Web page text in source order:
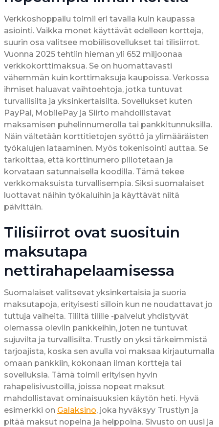
Verkkoshoppailu toimii eri tavalla kuin kaupassa
asiointi. Vaikka monet käyttävät edelleen kortteja,
suurin osa valitsee mobiilisovellukset tai tilisiirrot.
Vuonna 2025 tehtiin hieman yli 652 miljoonaa
verkkokorttimaksua. Se on huomattavasti
vähemmän kuin korttimaksuja kaupoissa. Verkossa
ihmiset haluavat vaihtoehtoja, jotka tuntuvat
turvallisilta ja yksinkertaisilta. Sovellukset kuten
PayPal, MobilePay ja Siirto mahdollistavat
maksamisen puhelinnumerolla tai pankkitunnuksilla.
Näin vältetään korttitietojen syöttö ja ylimääräisten
työkalujen lataaminen. Myös tokenisointi auttaa. Se
tarkoittaa, että korttinumero piilotetaan ja
korvataan satunnaisella koodilla. Tämä tekee
verkkomaksuista turvallisempia. Siksi suomalaiset
luottavat näihin työkaluihin ja käyttävät niitä
päivittäin.
Tilisiirrot ovat suosituin
maksutapa
nettirahapelaamisessa
Suomalaiset valitsevat yksinkertaisia ja suoria
maksutapoja, erityisesti silloin kun ne noudattavat jo
tuttuja vaiheita. Tililtä tilille -palvelut yhdistyvät
olemassa oleviin pankkeihin, joten ne tuntuvat
sujuvilta ja turvallisilta. Trustly on yksi tärkeimmistä
tarjoajista, koska sen avulla voi maksaa kirjautumalla
omaan pankkiin, kokonaan ilman kortteja tai
sovelluksia. Tämä toimii erityisen hyvin
rahapelisivustoilla, joissa nopeat maksut
mahdollistavat ominaisuuksien käytön heti. Hyvä
esimerkki on Galaksino, joka hyväksyy Trustlyn ja
pitää maksut nopeina ja helppoina. Sivusto on uusi ja